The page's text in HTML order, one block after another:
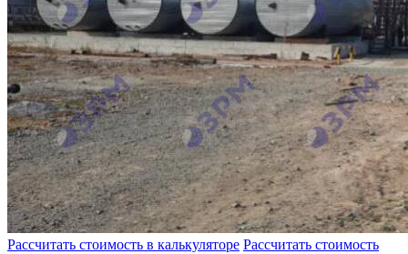
Рассчитать стоимость в калькуляторе Рассчитать стоимость